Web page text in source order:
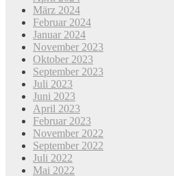
März 2024
Februar 2024
Januar 2024
November 2023
Oktober 2023
September 2023
Juli 2023
Juni 2023
April 2023
Februar 2023
November 2022
September 2022
Juli 2022
Mai 2022